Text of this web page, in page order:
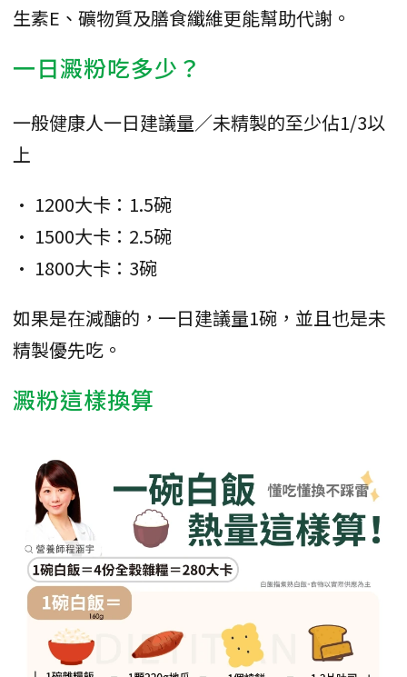
生素E、礦物質及膳食纖維更能幫助代謝。
一日澱粉吃多少？
一般健康人一日建議量／未精製的至少佔1/3以
上
• 1200大卡：1.5碗
• 1500大卡：2.5碗
• 1800大卡：3碗
如果是在減醣的，一日建議量1碗，並且也是未
精製優先吃。
澱粉這樣換算